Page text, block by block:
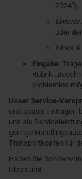
2024").
Unterer
oder
Links &
Eingabe:
Rubrik
problemlos
Unser Service-
erst später eintragen
uns als
geringe
Transportkosten für
Haben Sie
Ideen um!